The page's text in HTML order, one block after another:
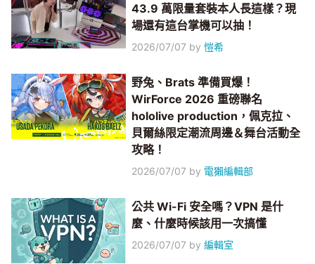
43.9 萬限量套裝本人長這樣？現
場還有這台掌機可以抽！
2026/07/07 by愷希
野兔、Brats 準備買爆！
WirForce 2026 重磅聯名
hololive production，佩克拉、
貝爾絲限定潮流周邊＆舞台活動全
攻略！
2026/07/07 by 電獺編輯部
公共 Wi-Fi 安全嗎？VPN 是什
麼、什麼時候該用一次搞懂
2026/07/07 by編輯室